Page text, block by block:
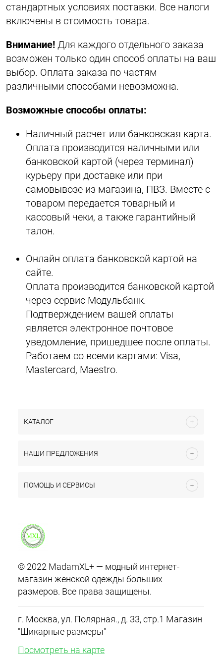
стандартных условиях поставки. Все налоги
включены в стоимость товара.
Внимание! Для каждого отдельного заказа
возможен только один способ оплаты на ваш
выбор. Оплата заказа по частям
различными способами невозможна.
Возможные способы оплаты:
Наличный расчет или банковская карта.
Оплата производится наличными или
банковской картой (через терминал)
курьеру при доставке или при
самовывозе из магазина, ПВЗ. Вместе с
товаром передается товарный и
кассовый чеки, а также гарантийный
талон.
Онлайн оплата банковской картой на
сайте.
Оплата производится банковской картой
через сервис Модульбанк.
Подтверждением вашей оплаты
является электронное почтовое
уведомление, пришедшее после оплаты.
Работаем со всеми картами: Visa,
Mastercard, Maestro.
КАТАЛОГ
НАШИ ПРЕДЛОЖЕНИЯ
ПОМОЩЬ И СЕРВИСЫ
© 2022 MadamXL+ — модный интернет-
магазин женской одежды больших
размеров. Все права защищены.
г. Москва, ул. Полярная., д. 33, стр.1 Магазин
"Шикарные размеры"
Посмотреть на карте